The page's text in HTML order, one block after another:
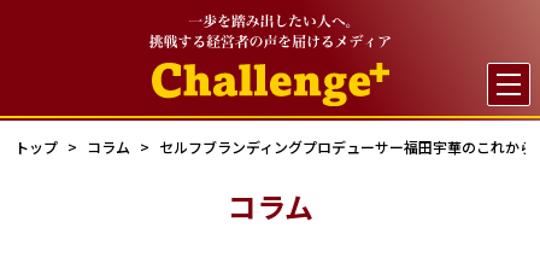

トップ コラム セルフブランディングプロデューサー福田宇華のこれか
コラム